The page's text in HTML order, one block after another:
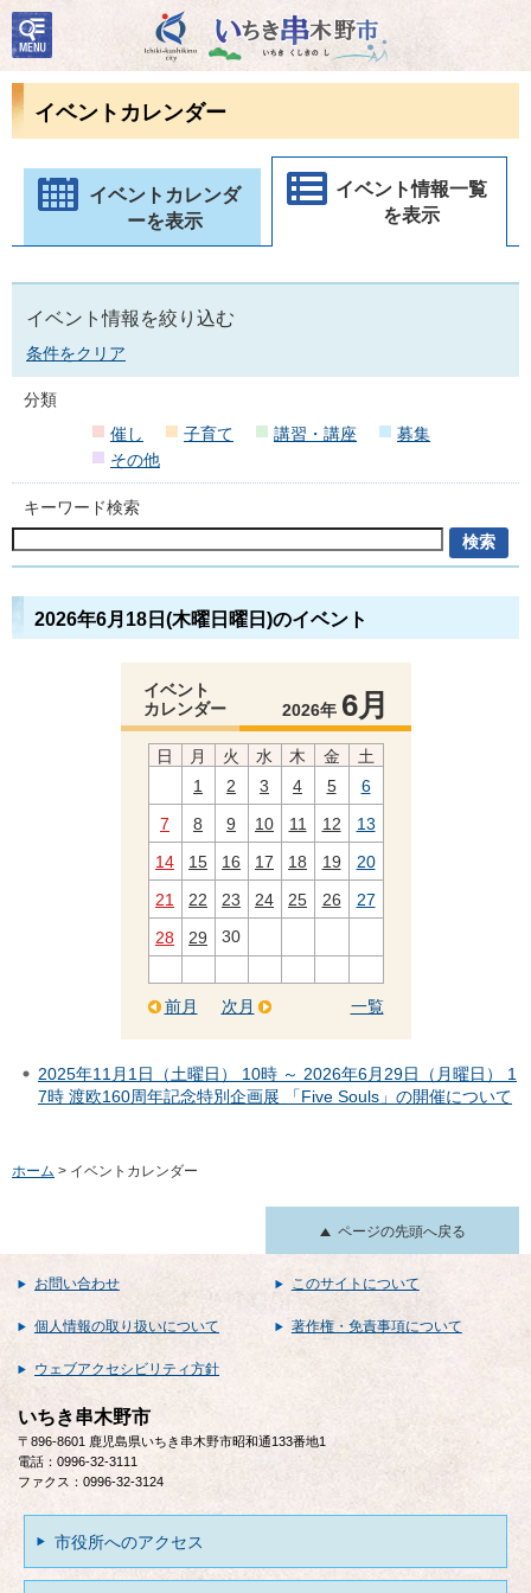
いちき串木野市
検
索・
共通
ューイベントカレンダー
イベントカレンダ
ーを表示
イベント情報一覧
を表示
イベント情報を絞り込む
条件をクリア
分類
催し
子育て 講習・講座
募集
その他
キーワード検索
2026年6月18日(木曜日曜日)のイベント
イベント
カレンダー
2026年 6月
日 月 火 水 木 金
土
1
2 3 4 5
6
7
8 9 10 11 12
13
14
15 16 17 18 19
20
21
22 23 24 25 26
27
28
29 30
前月 一覧
次月
2025年11月1日（土曜日） 10時 ～ 2026年6月29日（月曜日） 1
7時 渡欧160周年記念特別企画展 「Five Souls」の開催について
ホーム > イベントカレンダー
ページの先頭へ戻る
お問い合わせ このサイトについて
個人情報の取り扱いについて 著作権・免責事項について
ウェブアクセシビリティ方針
いちき串木野市
〒896-8601 鹿児島県いちき串木野市昭和通133番地1
電話：0996-32-3111
ファクス：0996-32-3124
市役所へのアクセス